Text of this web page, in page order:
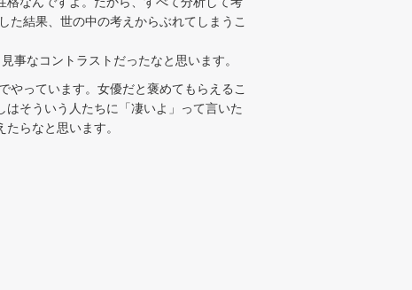
た結果、世の中の考えからぶれてしまうこ
事なコントラストだったなと思います。
やっています。女優だと褒めてもらえるこ
そういう人たちに「凄いよ」って言いた
らなと思います。